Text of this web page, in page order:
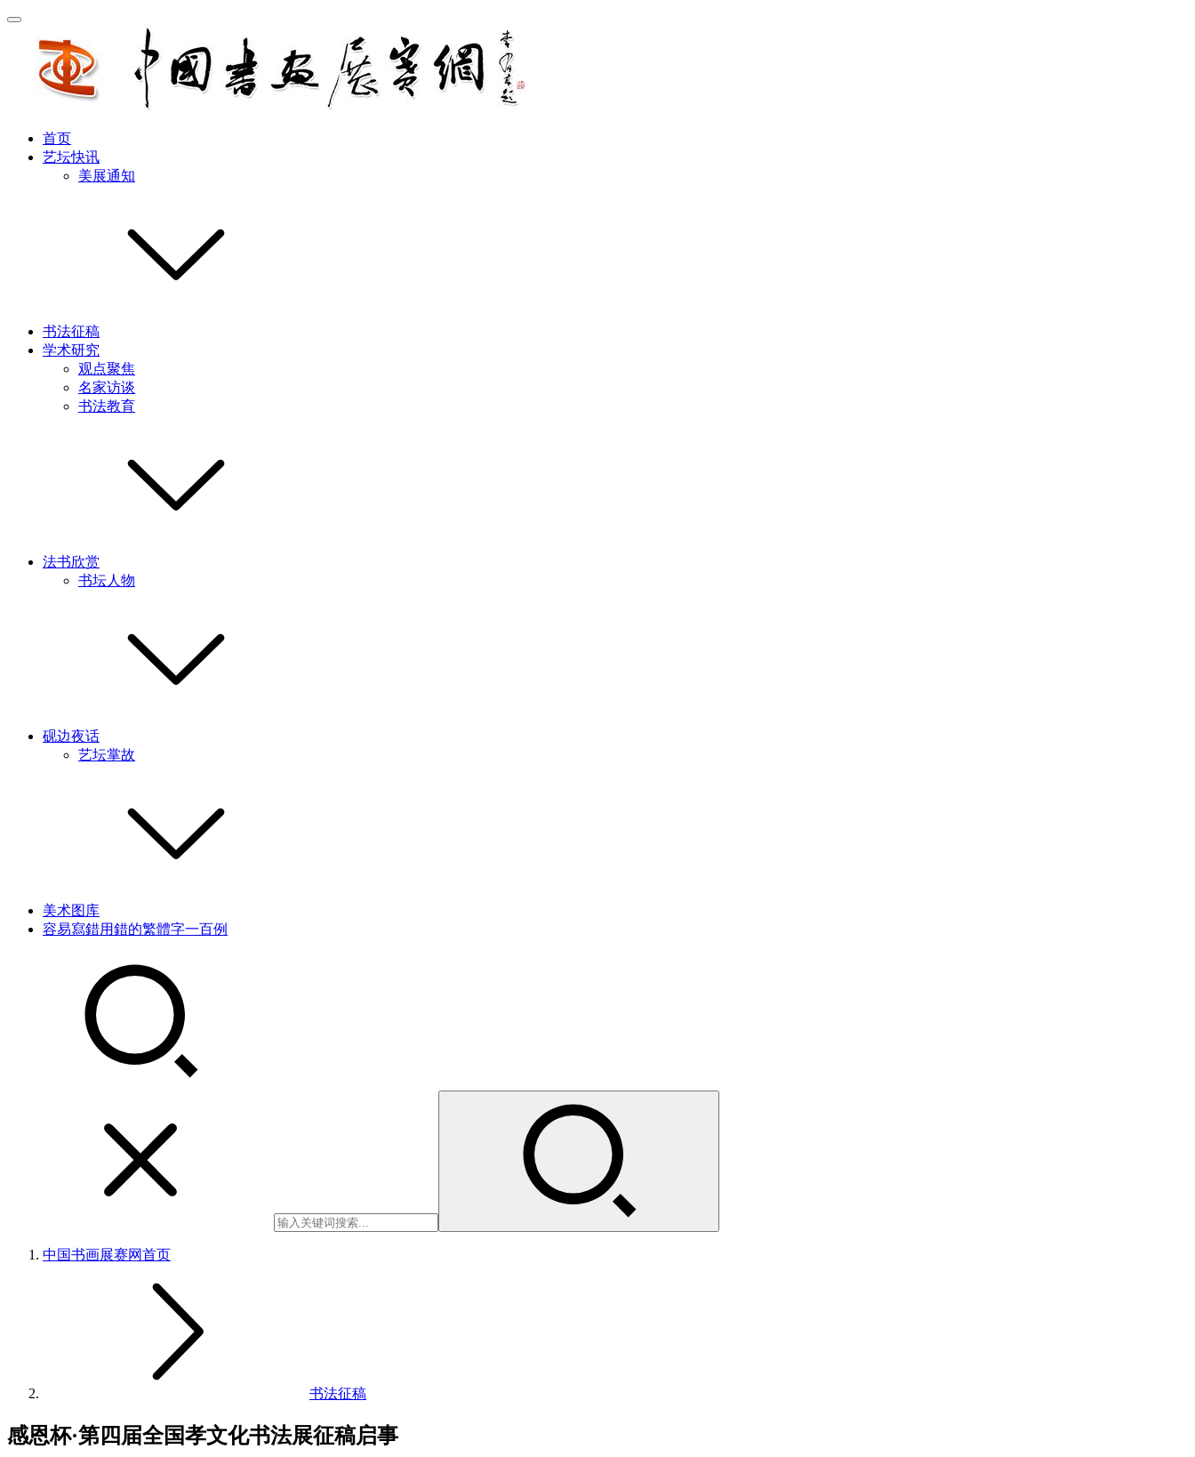
首页
艺坛快讯
美展通知
书法征稿
学术研究
观点聚焦
名家访谈
书法教育
法书欣赏
书坛人物
砚边夜话
艺坛掌故
美术图库
容易寫錯用錯的繁體字一百例
中国书画展赛网首页
书法征稿
感恩杯·第四届全国孝文化书法展征稿启事